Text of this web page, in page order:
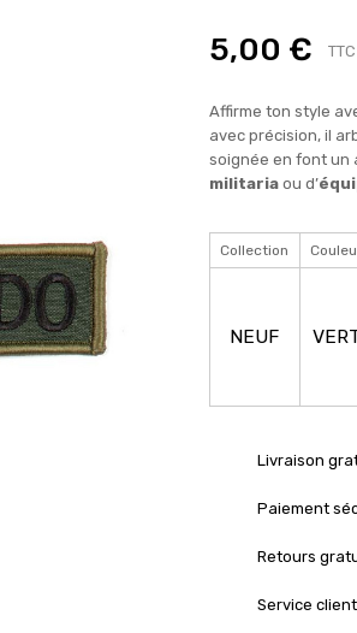
5,00 € TTC
Affirme ton style
avec précision, il
soignée en font un
militariaou d’
Collection
NEUF
Livraison
Paiement
Retours
Service